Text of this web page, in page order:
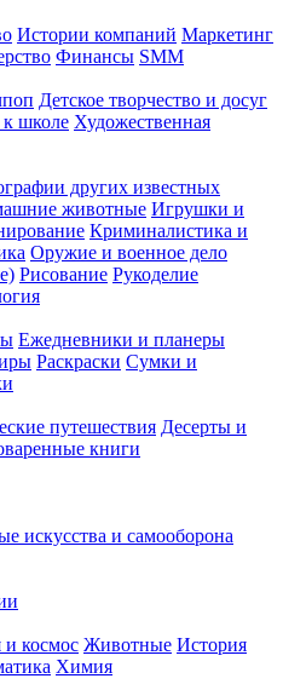
Истории компаний Маркетинг
Финансы SMM
Детское творчество и досуг
к школе Художественная
других известных
животные Игрушки и
Криминалистика и
Оружие и военное дело
Рисование Рукоделие
Ежедневники и планеры
Раскраски Сумки и
путешествия Десерты и
книги
искусства и самооборона
и космос Животные История
Химия